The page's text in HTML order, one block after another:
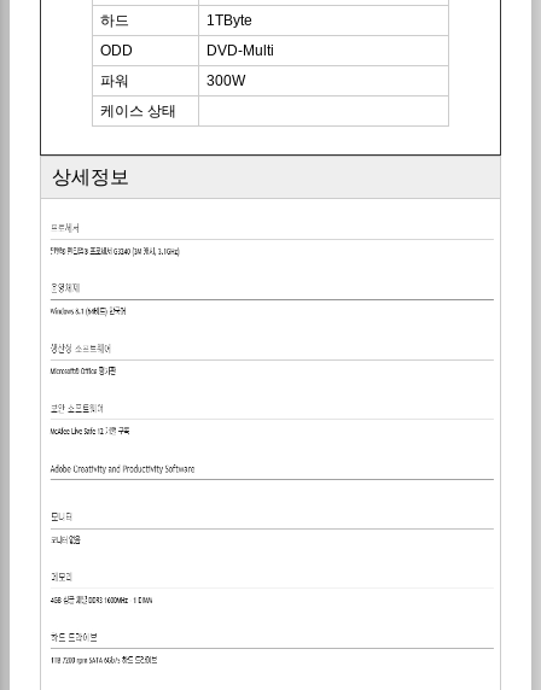
하드
1TByte
ODD
DVD-Multi
파워
300W
케이스 상태
상세정보